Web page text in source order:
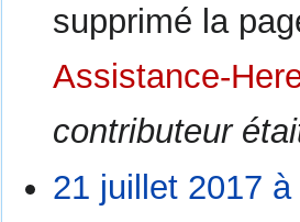
supprimé la
Assistance-
contributeur
21 juillet 2017 à